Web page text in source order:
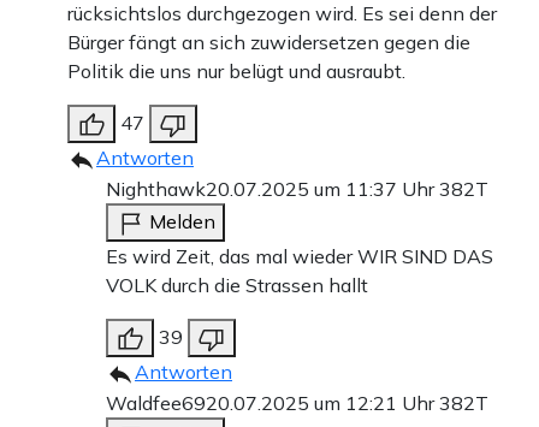
rücksichtslos durchgezogen wird. Es sei denn der
Bürger fängt an sich zuwidersetzen gegen die
Politik die uns nur belügt und ausraubt.
47
Antworten
Nighthawk20.07.2025 um 11:37 Uhr382T
Melden
Es wird Zeit, das mal wieder WIR SIND DAS
VOLK durch die Strassen hallt
39
Antworten
Waldfee6920.07.2025 um 12:21 Uhr382T